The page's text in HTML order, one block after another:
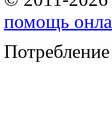
помощь